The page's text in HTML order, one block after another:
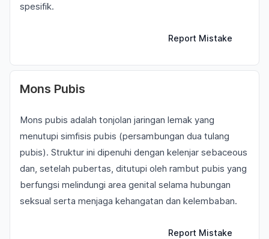
spesifik.
Report Mistake
Mons Pubis
Mons pubis adalah tonjolan jaringan lemak yang
menutupi simfisis pubis (persambungan dua tulang
pubis). Struktur ini dipenuhi dengan kelenjar sebaceous
dan, setelah pubertas, ditutupi oleh rambut pubis yang
berfungsi melindungi area genital selama hubungan
seksual serta menjaga kehangatan dan kelembaban.
Report Mistake